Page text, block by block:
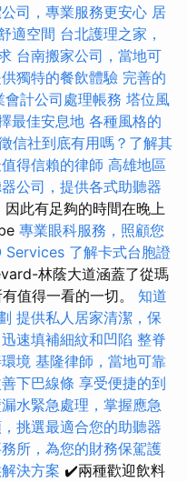
司，專業服務更安心 居
適空間 台北護理之家，
台南搬家公司，當地可
獨特的餐飲體驗 完善的
會計公司處理帳務 塔位風
最佳安息地 各種風格的
信社到底有用嗎？了解其
得信賴的律師 高雄地區
公司，提供各式助聽器
此有足夠的時間在晚上
專業眼科服務，照顧您
Services 了解卡式台胞證
林蔭大道涵蓋了從瑪
值得一看的一切。 知道
提供私人居家清潔，保
速填補細紋和凹陷 整脊
境 基隆律師，當地可靠
下巴線條 享受便捷的到
水緊急處理，掌握應急
挑選最適合您的助聽器
所，為您的財務保駕護
決方案 ✔️兩種歡迎飲料